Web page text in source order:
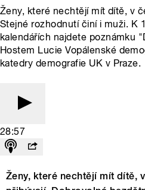
Ženy, které nechtějí mít dítě, v
Stejné rozhodnutí činí i muži. K
kalendářích najdete poznámku
Hostem Lucie Vopálenské
katedry demografie UK v Praze.
28:57
Ženy, které nechtějí mít dítě,